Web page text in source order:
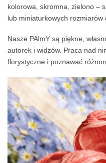
kolorowa, skromna, zielono –
lub miniaturkowych
Nasze PAlmY są piękne,
autorek i widzów. Praca nad
florystyczne i poznawać